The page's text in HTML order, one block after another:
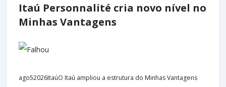
Itaú Personnalité cria novo nível no
Minhas Vantagens
ago52026ItaúO Itaú ampliou a estrutura do Minhas Vantagens